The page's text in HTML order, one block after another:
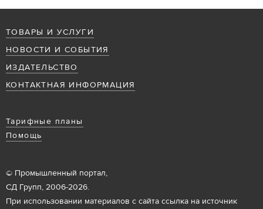
ТОВАРЫ И УСЛУГИ
НОВОСТИ И СОБЫТИЯ
ИЗДАТЕЛЬСТВО
КОНТАКТНАЯ ИНФОРМАЦИЯ
Тарифные планы
Помощь
© Промышленный портал,
СД Групп, 2006-2026.
При использовании материалов с сайта ссылка на источник